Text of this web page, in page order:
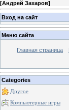
[Андрей Захаров]
Вход на сайт
Меню сайта
Главная страница
Categories
Другое
Компьютерные игры